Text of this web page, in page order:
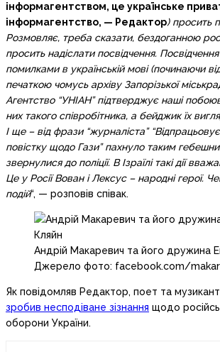
інформагентством, це українське
інформагентство, — Редактор) просить
Розмовляє, треба сказати, бездоганною
просить надіслати посвідчення.
помилками в українській мові (починаючи
печаткою чомусь архіву Запорізької
Агентство “УНІАН” підтверджує наші
них такого співробітника, а бейджик їх
І ще – від фрази “журналіста”
повістку щодо Гази” пахнуло таким
звернулися до поліції. В Ізраїлі такі дії
Це у Росії Вован і Лексус – народні герої.
подій“, — розповів співак.
Андрій Макаревич та його дружина
Джерело фото: facebook.com/
Як повідомляв Редактор, поет та
зробив несподіване зізнання щодо
оборони України.